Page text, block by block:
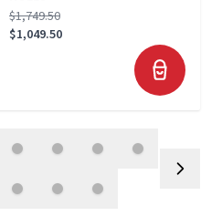
$1,749.50
$1,049.50